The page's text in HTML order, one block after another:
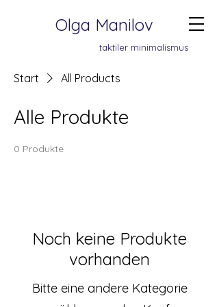
Olga Manilov
taktiler minimalismus
Start All Products
Alle Produkte
0 Produkte
Noch keine Produkte
vorhanden
Bitte eine andere Kategorie